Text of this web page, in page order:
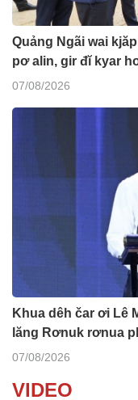
Quảng Ngãi wai
pơ alin, gir đĭ kyar
07/08/2026
Khua dêh čar ơi Lê
lăng Rơnuk rơnua
07/08/2026
VIDEO